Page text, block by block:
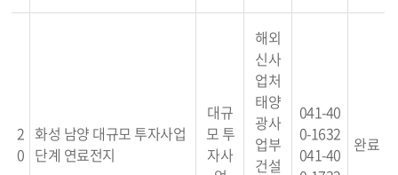
2
0
화성 남양 대규모 투자사업
단계 연료전지
대규
모 투
자사
해외
신사
업처
태양
광사
업부
건설
041-40
0-1632
041-40
완료